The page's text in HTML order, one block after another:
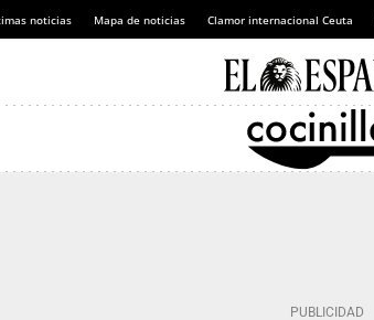
noticias Mapa de noticias Clamor internacional Ceuta